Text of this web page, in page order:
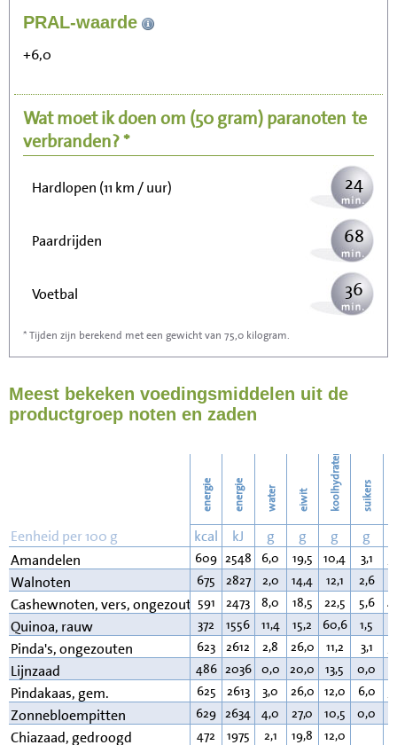
PRAL-waarde
+6,0
Wat moet ik doen om (50 gram)paranoten te
verbranden? *
Zitten, tv kijken
Wandelen (5 km/uur) 60
Hardlopen (11 km / uur) 24
Paardrijden 68
Voetbal 36
Stofzuigen
Strijken 118
136
* Tijden zijn berekend met een gewicht van 75,0 kilogram.
Meest bekeken voedingsmiddelen uit de
productgroep noten en zaden
energie energie water eiwit koolhydraten suikers
Eenheid per 100 g kcal kJ g g g g
Amandelen
609 2548 6,0 19,5 10,4 3,1
Walnoten 675 2827 2,0 14,4 12,1 2,6
Cashewnoten, vers, ongezouten591 2473 8,0 18,5 22,5 5,6
Quinoa, rauw 372 1556 11,4 15,2 60,6 1,5
Pinda's, ongezouten 623 2612 2,8 26,0 11,2 3,1
Lijnzaad 486 2036 0,0 20,0 13,5 0,0
Pindakaas, gem. 625 2613 3,0 26,0 12,0 6,0
Zonnebloempitten 629 2634 4,0 27,0 10,5 0,0
Chiazaad, gedroogd 472 1975 2,1 19,8 12,0